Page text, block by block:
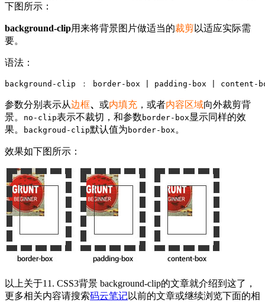
下图所示：
background-clip用来将背景图片做适当的裁剪以适应实际需
要。
语法：
background-clip ： border-box | padding-box |
参数分别表示从边框、 或内填充 ，或者内容区域向外裁剪背
景。
no-clip表示不裁切，和参数 border-box 显示同样的效
果。
backgroud-clip默认值为 border-box 。
效果如下图所示：
以上关于11. CSS3背景 background-clip的文章就介绍到这了，
更多相关内容请搜索码云笔记以前的文章或继续浏览下面的相